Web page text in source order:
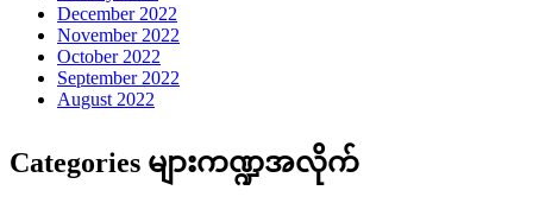
December 2022
November 2022
October 2022
September 2022
August 2022
Categories များကဏ္ဍအလိုက်